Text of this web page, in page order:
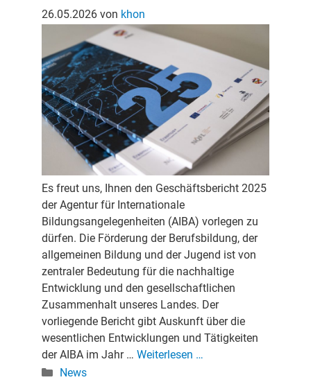
26.05.2026 von khon
Es freut uns, Ihnen den Geschäftsbericht 2025
der Agentur für Internationale
Bildungsangelegenheiten (AIBA) vorlegen zu
dürfen. Die Förderung der Berufsbildung, der
allgemeinen Bildung und der Jugend ist von
zentraler Bedeutung für die nachhaltige
Entwicklung und den gesellschaftlichen
Zusammenhalt unseres Landes. Der
vorliegende Bericht gibt Auskunft über die
wesentlichen Entwicklungen und Tätigkeiten
der AIBA im Jahr … Weiterlesen …
Kategorien
News